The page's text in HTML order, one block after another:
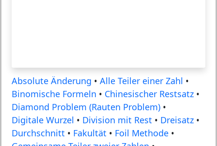
Absolute Änderung • Alle Teiler einer Zahl •
Binomische Formeln • Chinesischer Restsatz •
Diamond Problem (Rauten Problem) •
Digitale Wurzel • Division mit Rest • Dreisatz •
Durchschnitt • Fakultät • Foil Methode •